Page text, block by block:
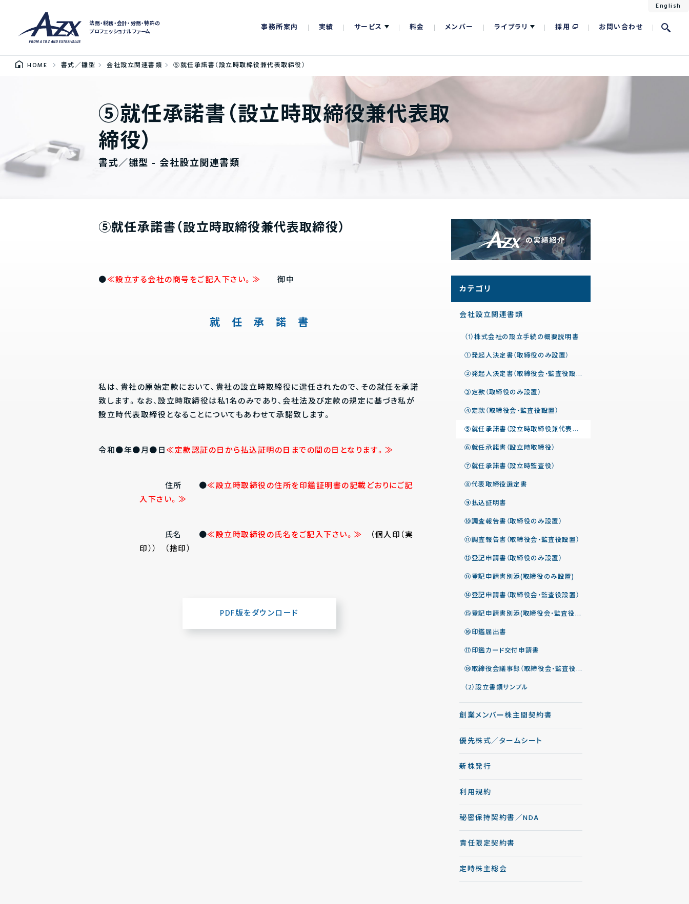
法務・税務・会計・労務・特許の
プロフェッショナルファーム
事務所案内 実績 サービス 料金 メンバー ライブラリ 採用 お問い合わせ
English
HOME 書式／雛型 会社設立関連書類 ⑤就任承諾書（設立時取締役兼代表取締役）
⑤就任承諾書（設立時取締役兼代表取
締役）
書式／雛型 - 会社設立関連書類
⑤就任承諾書（設立時取締役兼代表取締役）
●≪設立する会社の商号をご記入下さい。≫ 御中
就 任 承 諾 書
私は、貴社の原始定款において、貴社の設立時取締役に選任されたので、その就任を承諾
致します。なお、設立時取締役は私1名のみであり、会社法及び定款の規定に基づき私が
設立時代表取締役となることについてもあわせて承諾致します。
令和●年●月●日≪定款認証の日から払込証明の日までの間の日となります。≫
住所 ●≪設立時取締役の住所を印鑑証明書の記載どおりにご記
入下さい。≫
氏名 ●≪設立時取締役の氏名をご記入下さい。≫
（個人印（実
印）） （捨印）
PDF版をダウンロード
カテゴリ
会社設立関連書類
（1）株式会社の設立手続の概要説明書
①発起人決定書（取締役のみ設置）
②発起人決定書（取締役会・監査役設置）
③定款（取締役のみ設置）
④定款（取締役会・監査役設置）
⑤就任承諾書（設立時取締役兼代表取締役）
⑥就任承諾書（設立時取締役）
⑦就任承諾書（設立時監査役）
⑧代表取締役選定書
⑨払込証明書
⑩調査報告書（取締役のみ設置）
⑪調査報告書（取締役会・監査役設置）
⑫登記申請書（取締役のみ設置）
⑬登記申請書別添(取締役のみ設置)
⑭登記申請書（取締役会・監査役設置）
⑮登記申請書別添(取締役会・監査役設置)
⑯印鑑届出書
⑰印鑑カード交付申請書
⑱取締役会議事録（取締役会・監査役設置）
（2）設立書類サンプル
創業メンバー株主間契約書
優先株式／タームシート
新株発行
利用規約
秘密保持契約書／NDA
責任限定契約書
定時株主総会